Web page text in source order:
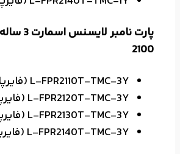
پارت
2100
L-FPR2110T-TMC-3Y (فایرپاور 2110)
L-FPR2120T-TMC-3Y (فایرپاور 2120)
L-FPR2130T-TMC-3Y (فایرپاور 2130)
L-FPR2140T-TMC-3Y (فایرپاور 2140)